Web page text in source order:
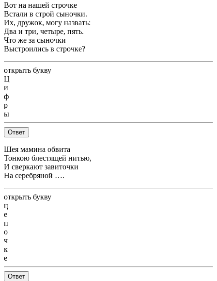
Вот на нашей строчке
Встали в строй сыночки.
Их, дружок, могу назвать:
Два и три, четыре, пять.
Что же за сыночки
Выстроились в строчке?
открыть букву
Ц
и
ф
р
ы
Ответ
Шея мамина обвита
Тонкою блестящей нитью,
И сверкают завиточки
На серебряной ….
открыть букву
ц
е
п
о
ч
к
е
Ответ